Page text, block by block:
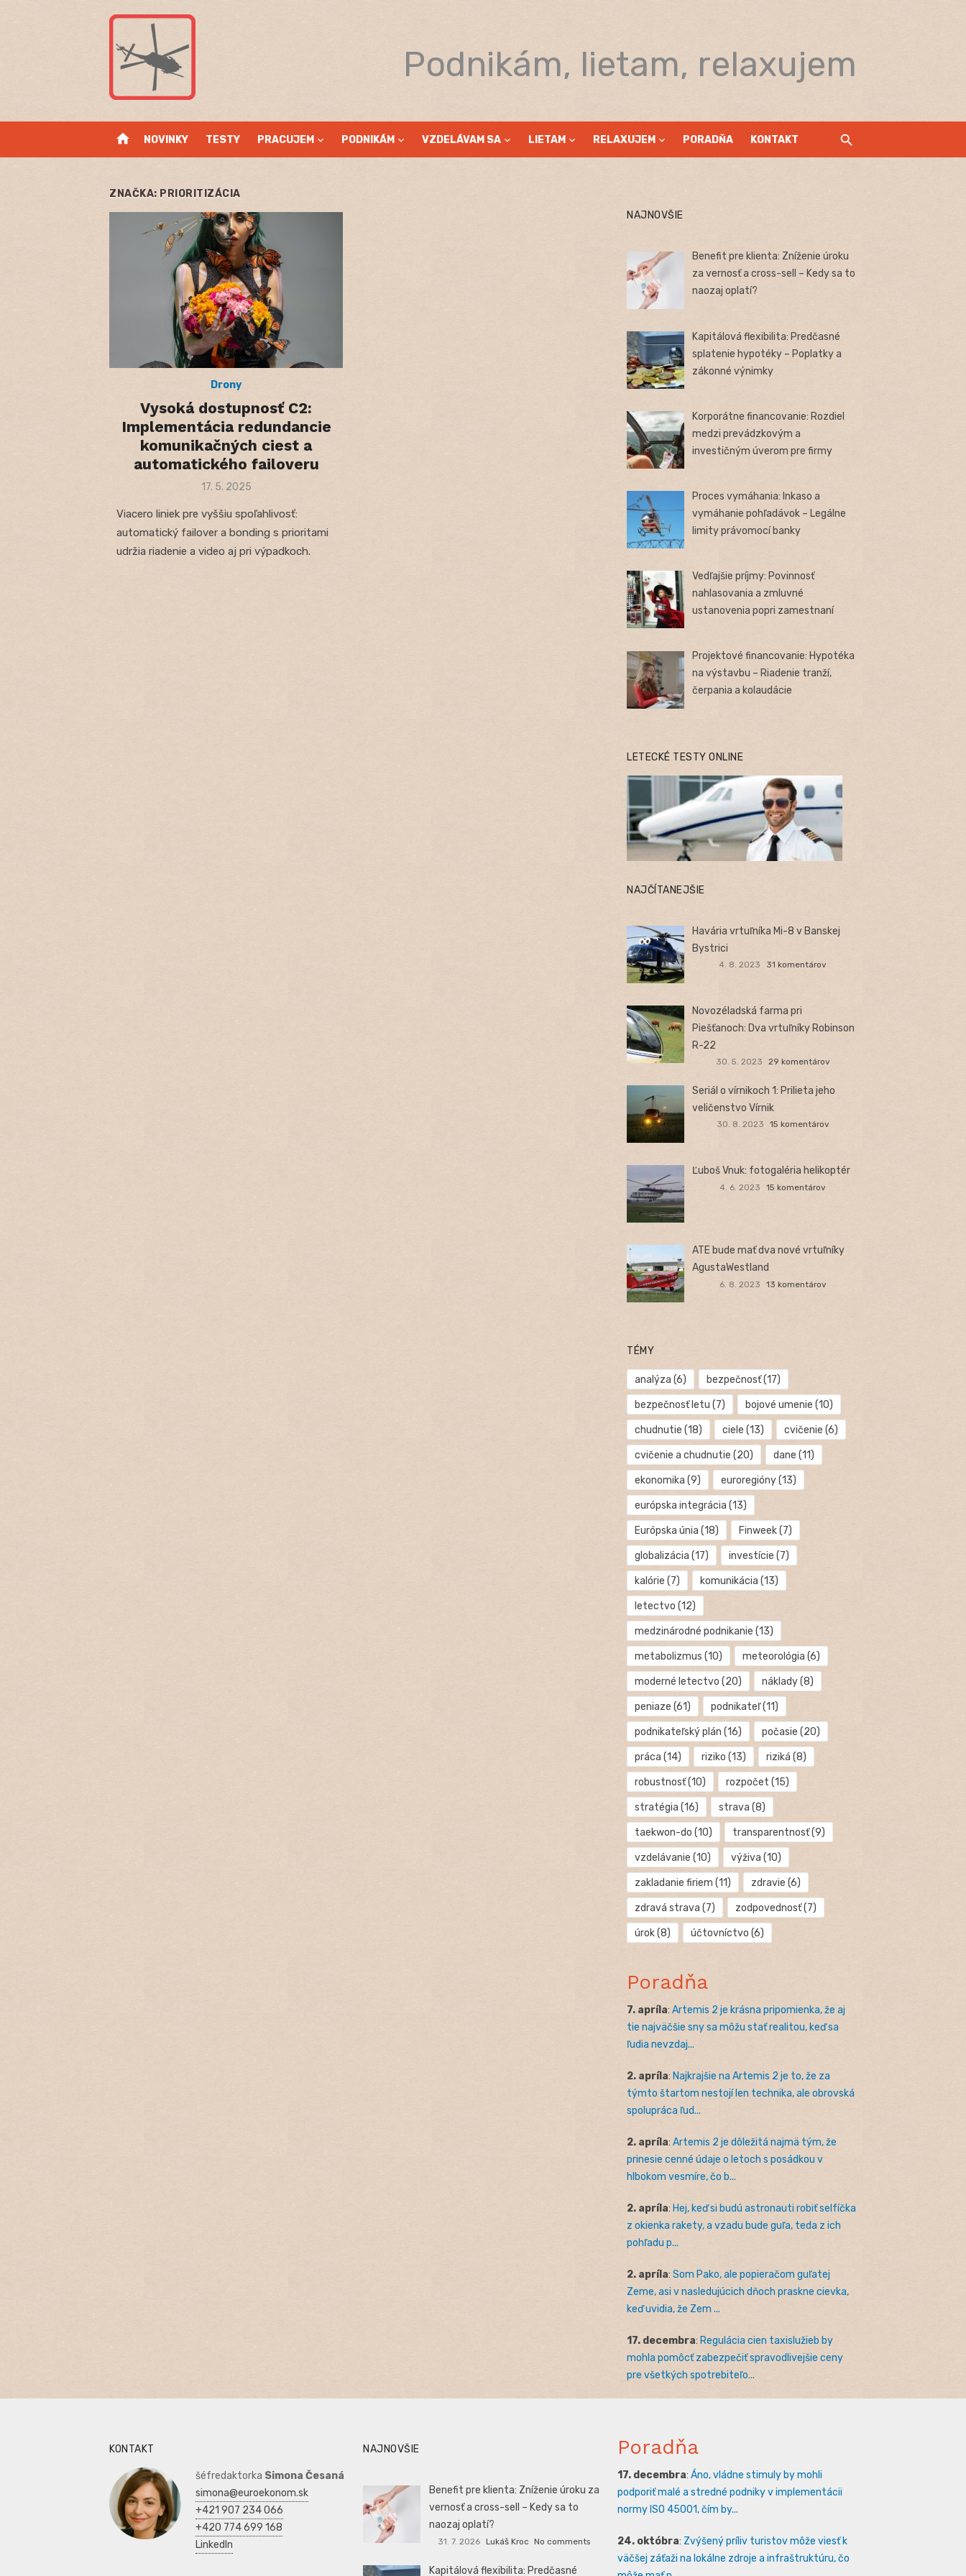
Podnikám, lietam, relaxujem
home NOVINKY TESTY PRACUJEM PODNIKÁM VZDELÁVAM SA LIETAM RELAXUJEM PORADŇA KONTAKT
ZNAČKA: PRIORITIZÁCIA
Drony
Vysoká dostupnosť C2:
Implementácia redundancie
komunikačných ciest a
automatického failoveru
Posted
17. 5. 2025
Viacero liniek pre vyššiu spoľahlivosť:
automatický failover a bonding s prioritami
udržia riadenie a video aj pri výpadkoch.
NAJNOVŠIE
Benefit pre klienta: Zníženie úroku
za vernosť a cross-sell – Kedy sa to
naozaj oplatí?
Kapitálová flexibilita: Predčasné
splatenie hypotéky – Poplatky a
zákonné výnimky
Korporátne financovanie: Rozdiel
medzi prevádzkovým a
investičným úverom pre firmy
Proces vymáhania: Inkaso a
vymáhanie pohľadávok – Legálne
limity právomocí banky
Vedľajšie príjmy: Povinnosť
nahlasovania a zmluvné
ustanovenia popri zamestnaní
Projektové financovanie: Hypotéka
na výstavbu – Riadenie tranží,
čerpania a kolaudácie
LETECKÉ TESTY ONLINE
NAJČÍTANEJŠIE
Havária vrtuľníka Mi-8 v Banskej
Bystrici
4. 8. 2023 31 komentárov
Novozéladská farma pri
Piešťanoch: Dva vrtuľníky Robinson
R-22
30. 5. 2023 29 komentárov
Seriál o vírnikoch 1: Prilieta jeho
veličenstvo Vírnik
30. 8. 2023 15 komentárov
Ľuboš Vnuk: fotogaléria helikoptér
4. 6. 2023 15 komentárov
ATE bude mať dva nové vrtuľníky
AgustaWestland
6. 8. 2023 13 komentárov
TÉMY
analýza (6) bezpečnosť(17)
bezpečnosť letu (7) bojové umenie (10)
chudnutie (18) ciele (13) cvičenie (6)
cvičenie a chudnutie (20) dane (11)
ekonomika (9) euroregióny(13)
európska integrácia (13)
Európska únia (18) Finweek(7)
globalizácia (17) investície (7)
kalórie (7) komunikácia (13)
letectvo (12)
medzinárodné podnikanie (13)
metabolizmus (10) meteorológia (6)
moderné letectvo (20) náklady(8)
peniaze (61) podnikateľ(11)
podnikateľský plán (16) počasie (20)
práca (14) riziko (13) riziká (8)
robustnosť(10) rozpočet (15)
stratégia (16) strava (8)
taekwon-do (10) transparentnosť(9)
vzdelávanie (10) výživa (10)
zakladanie firiem (11) zdravie (6)
zdravá strava (7) zodpovednosť(7)
úrok(8) účtovníctvo (6)
Poradňa
7. apríla: Artemis 2 je krásna pripomienka, že aj
tie najväčšie sny sa môžu stať realitou, keď sa
ľudia nevzdaj...
2. apríla: Najkrajšie na Artemis 2 je to, že za
týmto štartom nestojí len technika, ale obrovská
spolupráca ľud...
2. apríla: Artemis 2 je dôležitá najmä tým, že
prinesie cenné údaje o letoch s posádkou v
hlbokom vesmíre, čo b...
2. apríla: Hej, keď si budú astronauti robiť selfíčka
z okienka rakety, a vzadu bude guľa, teda z ich
pohľadu p...
2. apríla: Som Pako, ale popieračom guľatej
Zeme, asi v nasledujúcich dňoch praskne cievka,
keď uvidia, že Zem ...
17. decembra: Regulácia cien taxislužieb by
mohla pomôcť zabezpečiť spravodlivejšie ceny
pre všetkých spotrebiteľo...
KONTAKT
šéfredaktorka Simona Česaná
simona@euroekonom.sk
+421 907 234 066
+420 774 699 168
LinkedIn
NAJNOVŠIE
Benefit pre klienta: Zníženie úroku za
vernosť a cross-sell – Kedy sa to
naozaj oplatí?
31. 7. 2026 Lukáš Kroc No comments
Kapitálová flexibilita: Predčasné
Poradňa
17. decembra: Áno, vládne stimuly by mohli
podporiť malé a stredné podniky v implementácii
normy ISO 45001, čím by...
24. októbra: Zvýšený príliv turistov môže viesť k
väčšej záťaži na lokálne zdroje a infraštruktúru, čo